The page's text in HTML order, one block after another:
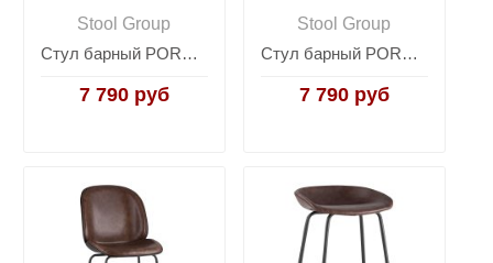
Stool Group
Стул барный PORSCHE красный
7 790 руб
Stool Group
Стул барный PORSCHE черный
7 790 руб